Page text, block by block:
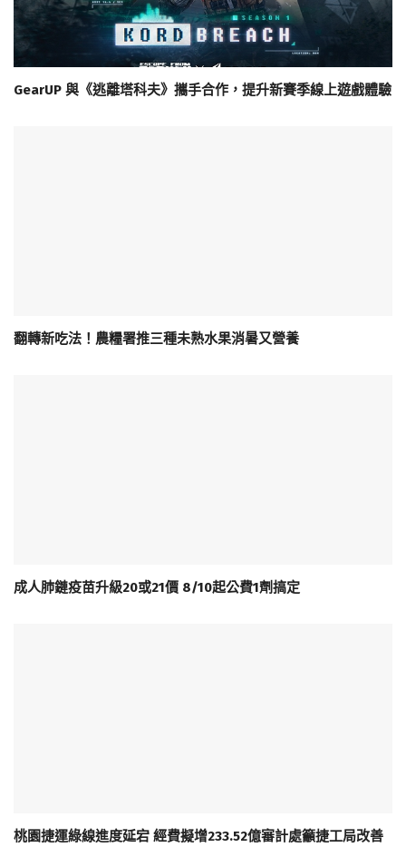
GearUP 與《逃離塔科夫》攜手合作，提升新賽季線上遊戲體驗
翻轉新吃法！農糧署推三種未熟水果消暑又營養
成人肺鏈疫苗升級20或21價 8/10起公費1劑搞定
桃園捷運綠線進度延宕 經費擬增233.52億審計處籲捷工局改善